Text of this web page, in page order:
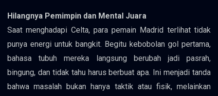
Hilangnya Pemimpin dan Mental Juara
Saat menghadapi Celta, para pemain Madrid terlihat tidak
punya energi untuk bangkit. Begitu kebobolan gol pertama,
bahasa tubuh mereka langsung berubah jadi pasrah,
bingung, dan tidak tahu harus berbuat apa. Ini menjadi tanda
bahwa masalah bukan hanya taktik atau fisik, melainkan